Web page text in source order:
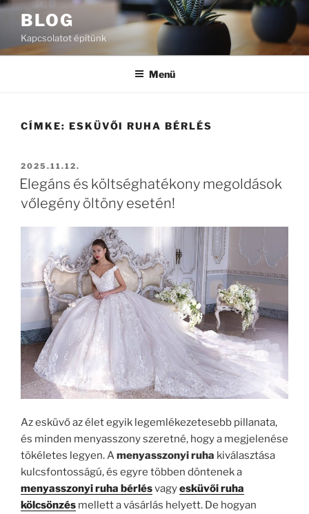
Tartalomhoz
BLOG
Kapcsolatot építünk
Menü
CÍMKE: ESKÜVŐI RUHA BÉRLÉS
BEKÜLDVE:
2025.11.12.
Elegáns és költséghatékony megoldások
vőlegény öltöny esetén!
Az esküvő az élet egyik legemlékezetesebb pillanata,
és minden menyasszony szeretné, hogy a megjelenése
tökéletes legyen. Amenyasszonyi ruha kiválasztása
kulcsfontosságú, és egyre többen döntenek a
menyasszonyi ruha bérlésvagyesküvői ruha
kölcsönzés mellett a vásárlás helyett. De hogyan